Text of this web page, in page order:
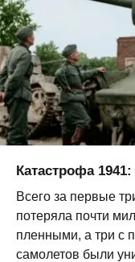
Катастрофа
Всего за первые
потеряла почти
пленными, а три с
самолетов были